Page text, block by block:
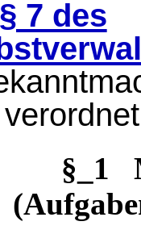
§ 7 des
§_1